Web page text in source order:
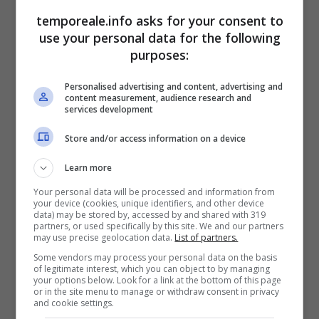
Lazio quale ente pubblico di livello
regionale, non ritiene che vi sia
ruolo da dirigente della Consigliera
sprovvisto di funzioni operative in quanto
svolge esclusivamente la funzione di
Responsabile della trasparenza e
dell’anticorruzione”.
I consiglieriVilla, Arnone, Carta e Magliozzi
su un punto sono intransigenti quando
scrivono a caratteri cubitali che..”non c’è
stato nessun accanimento o mistificazione
temporeale.info asks for your consent to
use your personal data for the following
purposes:
Personalised advertising and content, advertising and
content measurement, audience research and
services development
Store and/or access information on a device
Learn more
Your personal data will be processed and information from
your device (cookies, unique identifiers, and other device
data) may be stored by, accessed by and shared with 319
partners, or used specifically by this site. We and our partners
may use precise geolocation data. List of partners.
Some vendors may process your personal data on the basis
of legitimate interest, which you can object to by managing
your options below. Look for a link at the bottom of this page
or in the site menu to manage or withdraw consent in privacy
and cookie settings.